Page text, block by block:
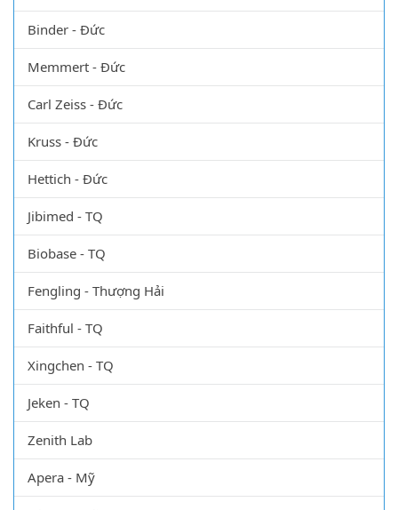
Binder - Đức
Memmert - Đức
Carl Zeiss - Đức
Kruss - Đức
Hettich - Đức
Jibimed - TQ
Biobase - TQ
Fengling - Thượng Hải
Faithful - TQ
Xingchen - TQ
Jeken - TQ
Zenith Lab
Apera - Mỹ